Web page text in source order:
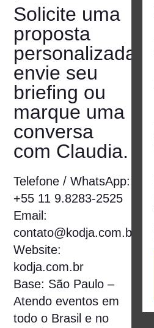
Solicite uma
proposta
personalizada,
envie seu
briefing ou
marque uma
conversa
com Claudia.
Telefone / WhatsApp:
+55 11 9.8283-2525
Email :
contato@kodja.com.br
Website:
kodja.com.br
Base: São Paulo –
Atendo eventos em
todo o Brasil e no